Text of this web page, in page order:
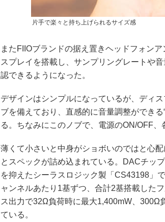
片手で楽々と持ち上げられるサイズ感
またFIIOブランドの据え置きヘッドフォン
スプレイを搭載し、サンプリングレートや
認できるようになった。
デザインはシンプルになっているが、ディ
ブを備えており、直感的に音量調整ができ
る。ちなみにこのノブで、電源のON/OFF、
薄くて小さいと中身がショボいのではと心
とスペックが詰め込まれている。DACチッ
を抑えたシーラスロジック製「CS43198」
ャンネルあたり1基ずつ、合計2基搭載した
ス出力で32Ω負荷時に最大1,400mW、300Ω
ている。